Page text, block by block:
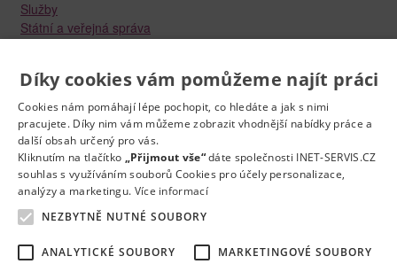
Služby
Státní a veřejná správa
Technika a elektrotechnika
Tvůrčí práce a design
Výroba
Vzdělávání a školství
Zdravotnictví
Zemědělství, lesnictví a vodní hospodářství
Díky cookies vám pomůžeme najít práci
Cookies nám pomáhají lépe pochopit, co hledáte a jak s nimi
pracujete. Díky nim vám můžeme zobrazit vhodnější nabídky práce a
další obsah určený pro vás.
Kliknutím na tlačítko „Přijmout vše“dáte společnosti INET-SERVIS.CZ
souhlas s využíváním souborů Cookies pro účely personalizace,
analýzy a marketingu. Více informací
NEZBYTNĚ NUTNÉ SOUBORY
ANALYTICKÉ SOUBORY MARKETINGOVÉ SOUBORY